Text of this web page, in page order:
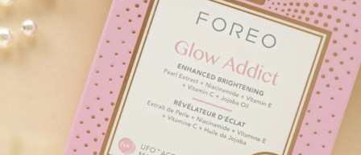
Moje urządzenia
Moje zamówienia
Moje adresy
Moje subskrypcje
FAQ™ Pure Beauty-Tech Elixir
issa™ Teeth Whitening Set
English Deutsch
Español
Français
Italiano
Português
Svenska
Русский
简体中文 繁體中文